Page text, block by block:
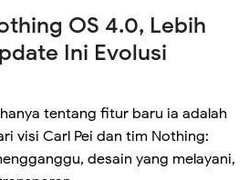
OS 4.0, Lebih
Ini Evolusi
tentang fitur baru ia adalah
visi Carl Pei dan tim Nothing:
desain yang melayani,